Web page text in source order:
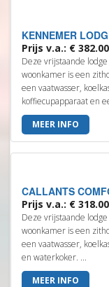
KENNEMER
Prijs v.a.: € 382.00
Deze vrijstaande
woonkamer is een
een vaatwasser,
koffiecupapparaat en
MEER INFO
CALLANTS
Prijs v.a.: € 318.00
Deze vrijstaande
woonkamer is een
een vaatwasser,
en waterkoker. ...
MEER INFO